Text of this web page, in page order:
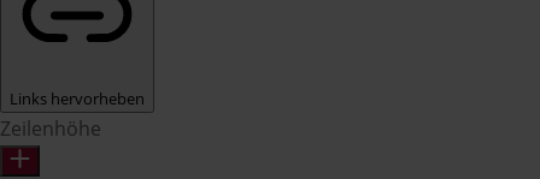
Links hervorheben
Zeilenhöhe